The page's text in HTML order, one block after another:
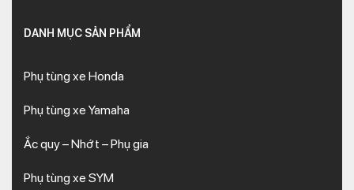
DANH MỤC SẢN PHẨM
Phụ tùng xe Honda
Phụ tùng xe Yamaha
Ắc quy – Nhớt – Phụ gia
Phụ tùng xe SYM